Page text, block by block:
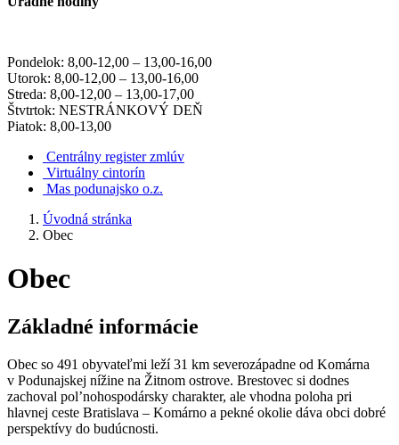
Pondelok: 8,00-12,00 – 13,00-16,00
Utorok: 8,00-12,00 – 13,00-16,00
Streda: 8,00-12,00 – 13,00-17,00
Štvtrtok: NESTRÁNKOVÝ DEŇ
Piatok: 8,00-13,00
Centrálny register zmlúv
Virtuálny cintorín
Mas podunajsko o.z.
Úvodná stránka
Obec
Obec
Základné informácie
Obec so 491 obyvateľmi leží 31 km severozápadne od Komárna
v Podunajskej nížine na Žitnom ostrove. Brestovec si dodnes
zachoval pol’nohospodársky charakter, ale vhodna poloha pri
hlavnej ceste Bratislava – Komárno a pekné okolie dáva obci dobré
perspektívy do budúcnosti.